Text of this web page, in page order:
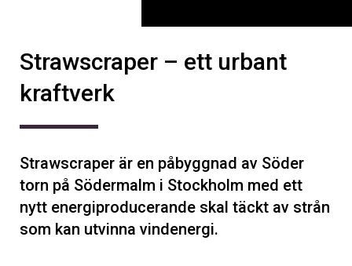
Strawscraper – ett urbant
kraftverk
Strawscraper är en påbyggnad av Söder
torn på Södermalm i Stockholm med ett
nytt energiproducerande skal täckt av strån
som kan utvinna vindenergi.